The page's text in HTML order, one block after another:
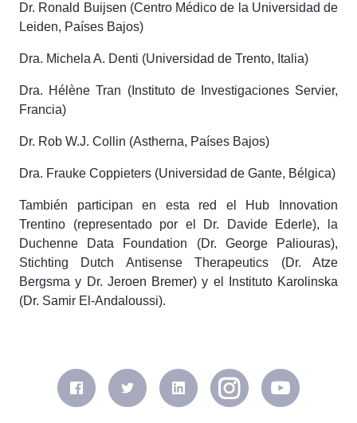
Dr. Ronald Buijsen (Centro Médico de la Universidad de
Leiden, Países Bajos)
Dra. Michela A. Denti (Universidad de Trento, Italia)
Dra. Hélène Tran (Instituto de Investigaciones Servier,
Francia)
Dr. Rob W.J. Collin (Astherna, Países Bajos)
Dra. Frauke Coppieters (Universidad de Gante, Bélgica)
También participan en esta red el Hub Innovation
Trentino (representado por el Dr. Davide Ederle), la
Duchenne Data Foundation (Dr. George Paliouras),
Stichting Dutch Antisense Therapeutics (Dr. Atze
Bergsma y Dr. Jeroen Bremer) y el Instituto Karolinska
(Dr. Samir El-Andaloussi).